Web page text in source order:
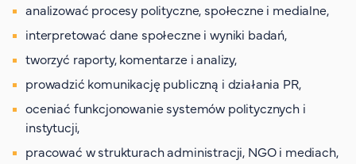
analizować procesy polityczne, społeczne i medialne,
interpretować dane społeczne i wyniki badań,
tworzyć raporty, komentarze i analizy,
prowadzić komunikację publiczną i działania PR,
oceniać funkcjonowanie systemów politycznych i
instytucji,
pracować w strukturach administracji, NGO i mediach,